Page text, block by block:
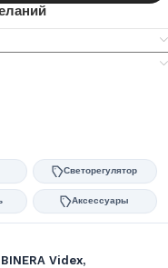
Светорегулятор
Аксессуары
Videx,